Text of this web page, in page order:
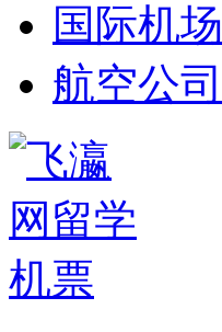
国际机场
航空公司